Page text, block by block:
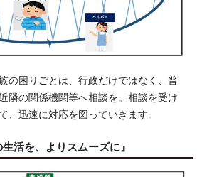
の困りごとは、行政だけではなく、普
隣の関係機関等へ相談を。相談を受け
、迅速に対応を図っていきます。
活を、よりスムーズに』